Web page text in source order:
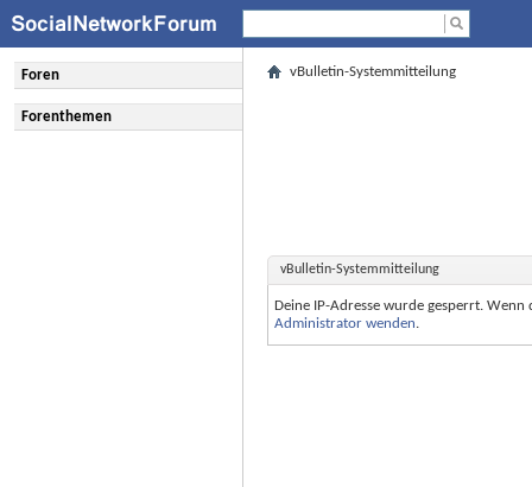
Foren
Forenthemen
vBulletin-Systemmitteilung
vBulletin-Systemmitteilung
Deine IP-Adresse wurde gesperrt.
Administrator wenden.